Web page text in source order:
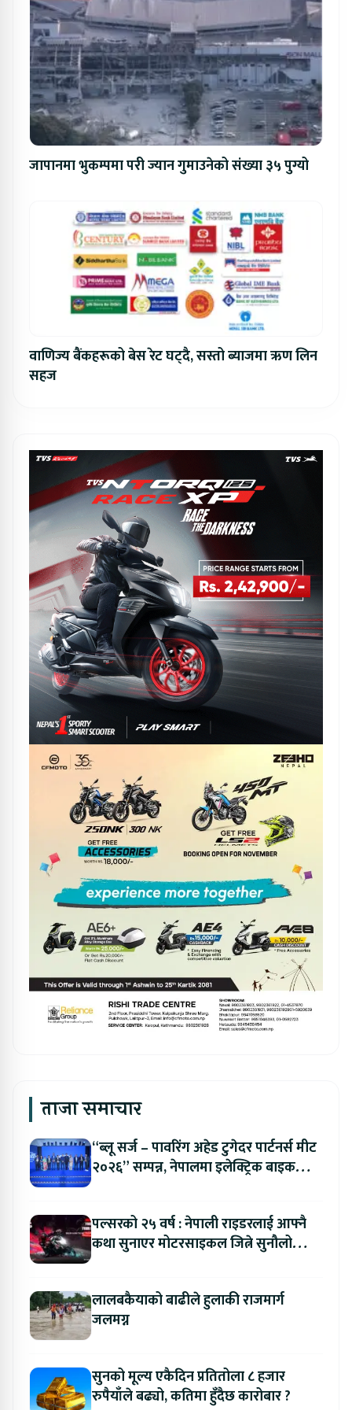
जापानमा भुकम्पमा परी ज्यान गुमाउनेको संख्या ३५ पुग्यो
वाणिज्य बैंकहरूको बेस रेट घट्दै, सस्तो ब्याजमा ऋण लिन
सहज
ताजा समाचार
“ब्लू सर्ज – पावरिंग अहेड टुगेदर पार्टनर्स मीट
२०२६” सम्पन्न, नेपालमा इलेक्ट्रिक बाइक
पल्सरको २५ वर्ष : नेपाली राइडरलाई आफ्नै
कथा सुनाएर मोटरसाइकल जित्ने सुनौलो
लालबकैयाको बाढीले हुलाकी राजमार्ग
जलमग्न
सुनको मूल्य एकैदिन प्रतितोला ८ हजार
रुपैयाँले बढ्यो, कतिमा हुँदैछ कारोबार ?